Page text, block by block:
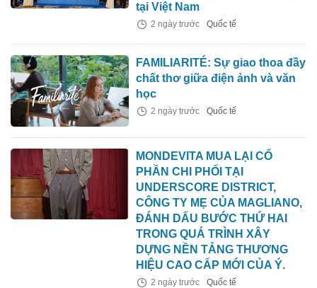
tại Việt Nam
2 ngày trước Quốc tế
FAMILIARITÉ: Sự giao thoa đầy
chất thơ giữa điện ảnh và văn
học
2 ngày trước Quốc tế
MONDEVITA MUA LẠI CỔ
PHẦN CHI PHỐI TẠI
UNDERSCORE DISTRICT,
CÔNG TY MẸ CỦA MAGLIANO,
ĐÁNH DẤU BƯỚC THỨ HAI
TRONG QUÁ TRÌNH XÂY
DỰNG NỀN TẢNG THƯƠNG
HIỆU CAO CẤP MỚI CỦA Ý.
2 ngày trước Quốc tế